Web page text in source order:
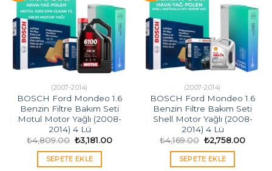
(2007-2014)
BOSCH Ford Mondeo 1.6
Benzin Filtre Bakım Seti
Motul Motor Yağlı (2008-
2014) 4 Lü
₺4,809.00 Orijinal
fiyat:
₺4,809.00.
₺3,181.00Şu
SEPETE EKLE
(2007-2014)
BOSCH Ford Mondeo 1.6
Benzin Filtre Bakım Seti
Shell Motor Yağlı (2008-
2014) 4 Lü
₺4,169.00 Orijinal
fiyat:
₺4,169.00.
₺2,758.00Şu
SEPETE EKLE